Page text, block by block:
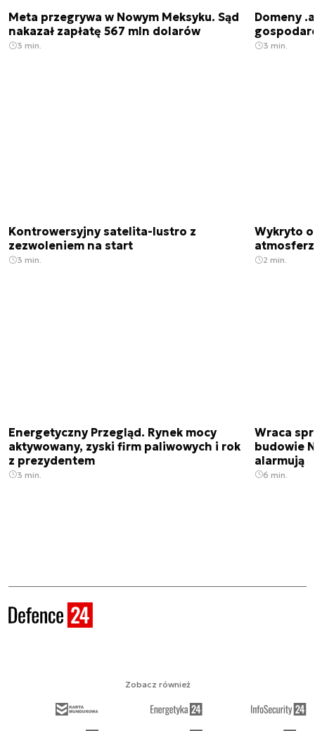
Meta przegrywa w Nowym Meksyku. Sąd
nakazał zapłatę 567 mln dolarów
3 min.
Domeny
3 min.
Kontrowersyjny satelita-lustro z
zezwoleniem na start
3 min.
Wykryto
2 min.
Energetyczny Przegląd. Rynek mocy
aktywowany, zyski firm paliwowych i rok
z prezydentem
3 min.
Wraca
budowie
alarmują
6 min.
Zobacz również